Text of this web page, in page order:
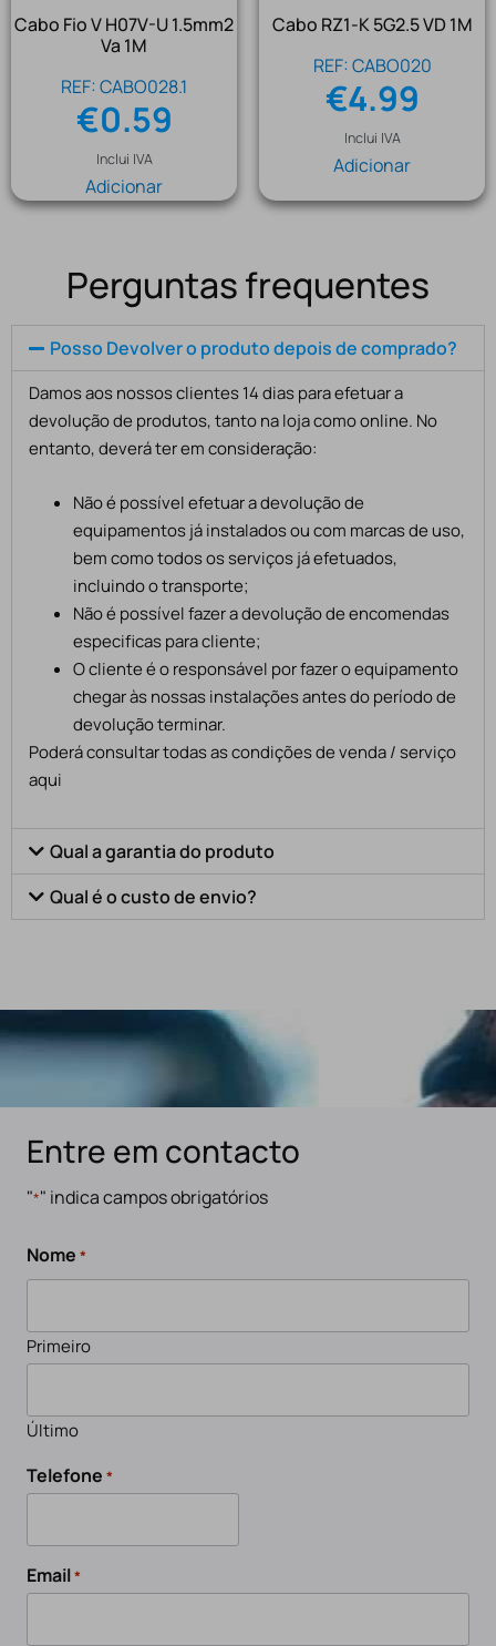
Cabo Fio V H07V-U 1.5mm2
Va 1M
REF: CABO028.1
€0.59
Inclui IVA
Adicionar
Cabo RZ1-K 5G2.5 VD 1M
REF: CABO020
€4.99
Inclui IVA
Adicionar
Perguntas frequentes
Posso Devolver o produto depois de comprado?
Damos aos nossos clientes 14 dias para efetuar a
devolução de produtos, tanto na loja como online. No
entanto, deverá ter em consideração:
Não é possível efetuar a devolução de
equipamentos já instalados ou com marcas de uso,
bem como todos os serviços já efetuados,
incluindo o transporte;
Não é possível fazer a devolução de encomendas
especificas para cliente;
O cliente é o responsável por fazer o equipamento
chegar às nossas instalações antes do período de
devolução terminar.
Poderá consultar todas as condições de venda / serviço
aqui
Qual a garantia do produto
Qual é o custo de envio?
Entre em contacto
"*" indica campos obrigatórios
Nome *
Primeiro
Último
Telefone *
Email*